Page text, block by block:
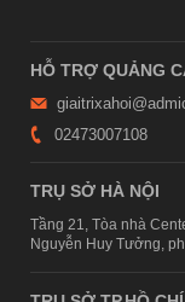
HỖ TRỢ QUẢNG
02473007108
TRỤ SỞ HÀ NỘI
Tầng 21, Tòa nhà
Nguyễn Huy Tưởng,